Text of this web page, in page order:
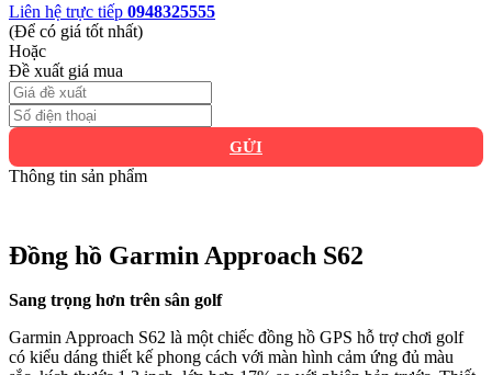
Liên hệ trực tiếp 0948325555
(Để có giá tốt nhất)
Hoặc
Đề xuất giá mua
GỬI
Thông tin sản phẩm
Đồng hồ Garmin Approach S62
Sang trọng hơn trên sân golf
Garmin Approach S62 là một chiếc đồng hồ GPS hỗ trợ chơi golf
có kiểu dáng thiết kế phong cách với màn hình cảm ứng đủ màu